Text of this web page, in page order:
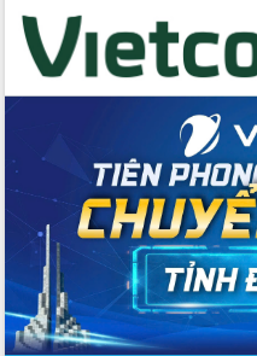
Quyết liệt cải cách hành chính, khơi
thông nguồn lực phát triển
Nâng cao hiệu lực, hiệu quả HĐND
tỉnh thông qua hiện đại hóa hành chính
Xã Ea Phê gắn cải cách hành chính với
chuyển đổi số
Phó Chủ tịch Thường trực UBND tỉnh
Hồ Thị Nguyên Thảo làm việc tại Trung
tâm Phục vụ hành chính công xã Ea
Phê
Xây dựng nền hành chính số đồng
hành cùng nông dân dân, doanh nghiệp
Giai đoạn 2026-2030, Đắk Lắk phấn